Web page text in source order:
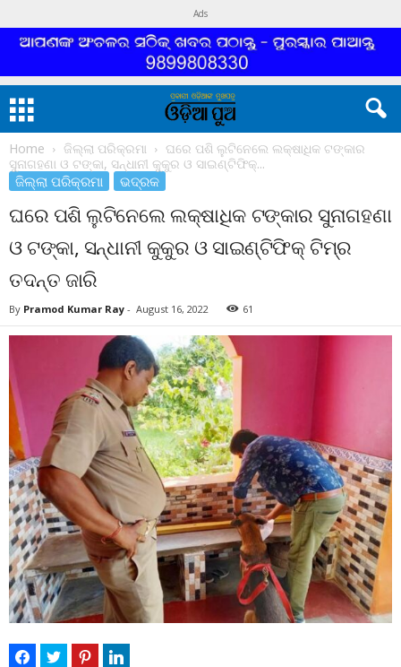
Ads
Home ଜିଲ୍ଲା ପରିକ୍ରମା
ଘରେ ପଶି ଲୁଟିନେଲେ ଲକ୍ଷାଧିକ ଟଙ୍କାର
ସୁନାଗହଣା ଓ ଟଙ୍କା, ସନ୍ଧାନୀ କୁକୁର ଓ ସାଇଣ୍ଟିଫିକ୍...
ଜିଲ୍ଲା ପରିକ୍ରମା ଭଦ୍ରକ
ଘରେ ପଶି ଲୁଟିନେଲେ ଲକ୍ଷାଧିକ ଟଙ୍କାର ସୁନାଗହଣା
ଓ ଟଙ୍କା, ସନ୍ଧାନୀ କୁକୁର ଓ ସାଇଣ୍ଟିଫିକ୍ ଟିମ୍‌ର
ତଦନ୍ତ ଜାରି
By Pramod Kumar Ray - August 16, 2022 61